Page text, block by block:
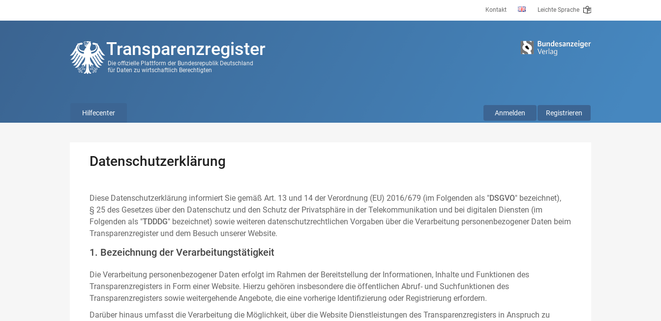
Kontakt Leichte Sprache
Transparenzregister
Die offizielle Plattform der Bundesrepublik Deutschland
für Daten zu wirtschaftlich Berechtigten
Anmelden Registrieren
Hilfecenter
Datenschutzerklärung
Diese Datenschutzerklärung informiert Sie gemäß Art. 13 und 14 der Verordnung (EU) 2016/679 (im Folgenden als "DSGVO" bezeichnet),
§ 25 des Gesetzes über den Datenschutz und den Schutz der Privatsphäre in der Telekommunikation und bei digitalen Diensten (im
Folgenden als "TDDDG" bezeichnet) sowie weiteren datenschutzrechtlichen Vorgaben über die Verarbeitung personenbezogener Daten beim
Transparenzregister und dem Besuch unserer Website.
1. Bezeichnung der Verarbeitungstätigkeit
Die Verarbeitung personenbezogener Daten erfolgt im Rahmen der Bereitstellung der Informationen, Inhalte und Funktionen des
Transparenzregisters in Form einer Website. Hierzu gehören insbesondere die öffentlichen Abruf- und Suchfunktionen des
Transparenzregisters sowie weitergehende Angebote, die eine vorherige Identifizierung oder Registrierung erfordern.
Darüber hinaus umfasst die Verarbeitung die Möglichkeit, über die Website Dienstleistungen des Transparenzregisters in Anspruch zu